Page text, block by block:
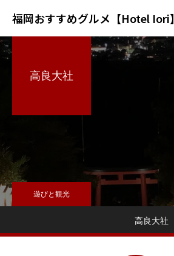
福岡おすすめグルメ【Hotel Iori】
高良大社
遊びと観光
高良大社